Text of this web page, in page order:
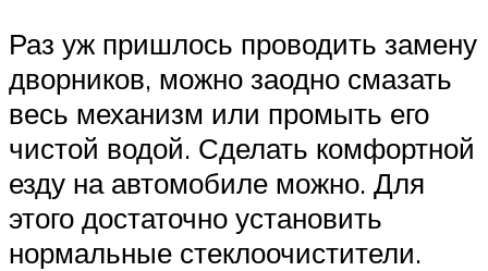
Раз уж пришлось проводить замену
дворников, можно заодно смазать
весь механизм или промыть его
чистой водой. Сделать комфортной
езду на автомобиле можно. Для
этого достаточно установить
нормальные стеклоочистители.